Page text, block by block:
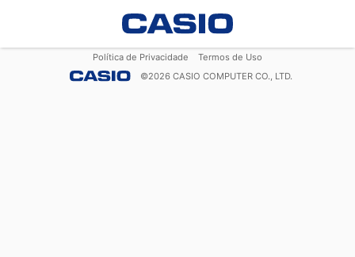
Política de Privacidade
Termos de Uso
©2026 CASIO COMPUTER CO., LTD.